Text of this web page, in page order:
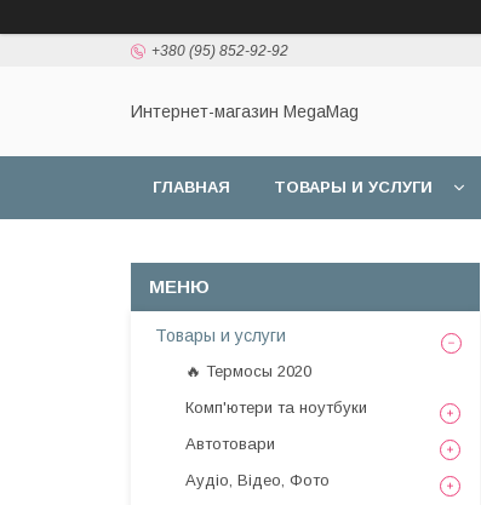
+380 (95) 852-92-92
Интернет-магазин MegaMag
ГЛАВНАЯ ТОВАРЫ И УСЛУГИ
Товары и услуги
🔥 Термосы 2020
Комп'ютери та ноутбуки
Автотовари
Аудіо, Відео, Фото